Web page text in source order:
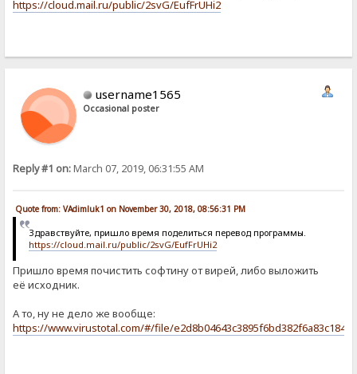
https://cloud.mail.ru/public/2svG/EufFrUHi2
username1565
Occasional poster
Reply #1 on:March 07, 2019, 06:31:55 AM
Quote from: VAdimluk1 on November 30, 2018, 08:56:31 PM
Здравствуйте, пришло время поделиться перевод программы.
https://cloud.mail.ru/public/2svG/EufFrUHi2
Пришло время почистить софтину от вирей, либо выложить
её исходник.
А то, ну не дело же вообще:
https://www.virustotal.com/#/file/